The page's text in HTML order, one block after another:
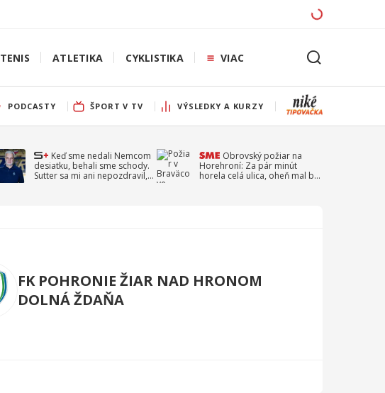
TENIS ATLETIKA CYKLISTIKA VIAC
PODCASTY ŠPORT V TV VÝSLEDKY A KURZY
Keď sme nedali Nemcom
desiatku, behali sme schody.
Sutter sa mi ani nepozdravil,
Obrovský požiar na
Horehroní: Za pár minút
horela celá ulica, oheň mal byť
FK POHRONIE ŽIAR NAD HRONOM
DOLNÁ ŽDAŇA